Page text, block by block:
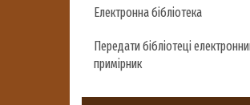
Електронна бібліотека
Передати бібліотеці
примірник